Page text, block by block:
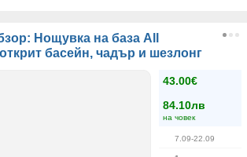
Нощувка на база All
басейн, чадър и шезлонг
43.00€
84.10лв
на човек
7.09-22.09